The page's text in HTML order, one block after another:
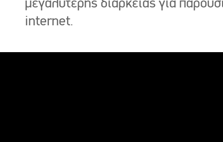
μεγαλύτερης διάρκειας για
internet.